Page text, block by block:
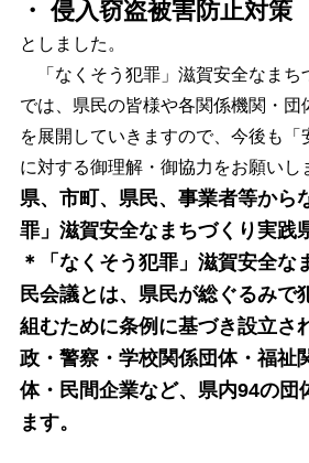
・ 侵入窃盗被害防止対策
としました。
「なくそう犯罪」滋賀安全なまち
では、県民の皆様や各関係機関・団
を展開していきますので、今後も「
に対する御理解・御協力をお願いし
県、市町、県民、事業者等から
罪」滋賀安全なまちづくり実践
＊「なくそう犯罪」滋賀安全な
民会議とは、県民が総ぐるみで
組むために条例に基づき設立さ
政・警察・学校関係団体・福祉
体・民間企業など、県内94の団
ます。